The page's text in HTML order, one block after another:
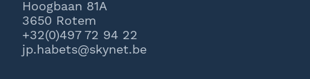
Hoogbaan 81A
3650 Rotem
+32(0)497 72 94 22
jp.habets@skynet.be